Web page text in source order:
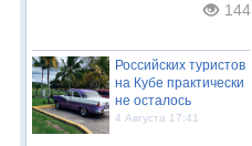
144
Российских туристов
на Кубе практически
не осталось
4 Августа 17:41